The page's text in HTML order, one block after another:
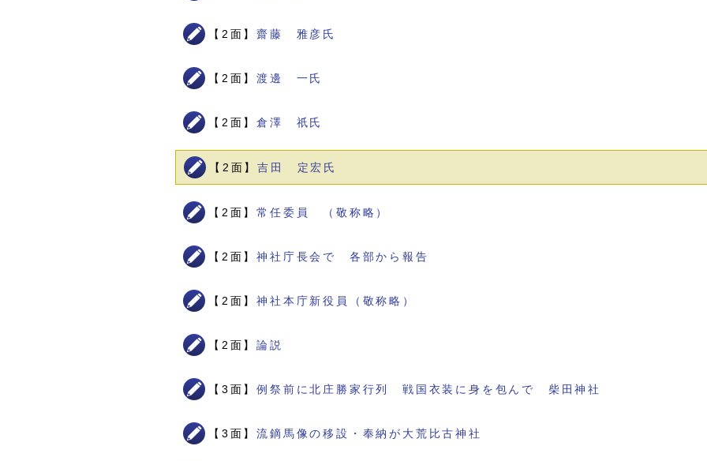
【2面】齋藤 雅彦氏
【2面】渡邊 一氏
【2面】倉澤 祇氏
【2面】吉田 定宏氏
【2面】常任委員 （敬称略）
【2面】神社庁長会で 各部から報告
【2面】神社本庁新役員（敬称略）
【2面】論説
【3面】例祭前に北庄勝家行列 戦国衣装に身を包んで 柴田神社
【3面】流鏑馬像の移設・奉納が大荒比古神社